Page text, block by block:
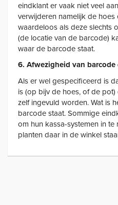
eindklant er vaak niet veel
verwijderen namelijk de
waardeloos als deze slechts
(de locatie van de barcode)
waar de barcode staat.
6. Afwezigheid van barcode
Als er wel gespecificeerd is
is (op bijv de hoes, of de
zelf ingevuld worden. Wat is
barcode staat. Sommige
om hun kassa-systemen in
planten daar in de winkel